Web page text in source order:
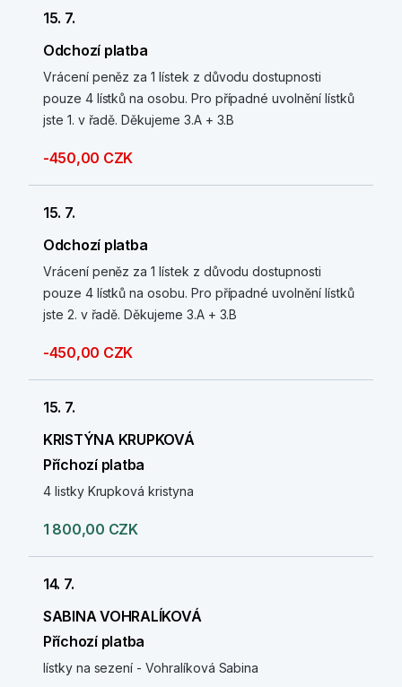
15. 7.
Odchozí platba
Vrácení peněz za 1 lístek z důvodu dostupnosti
pouze 4 lístků na osobu. Pro případné uvolnění lístků
jste 1. v řadě. Děkujeme 3.A + 3.B
-450,00 CZK
15. 7.
Odchozí platba
Vrácení peněz za 1 lístek z důvodu dostupnosti
pouze 4 lístků na osobu. Pro případné uvolnění lístků
jste 2. v řadě. Děkujeme 3.A + 3.B
-450,00 CZK
15. 7.
KRISTÝNA KRUPKOVÁ
Příchozí platba
4 listky Krupková kristyna
1 800,00 CZK
14. 7.
SABINA VOHRALÍKOVÁ
Příchozí platba
lístky na sezení - Vohralíková Sabina